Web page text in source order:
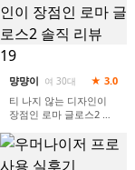
19
먕먕이 여 30대
★ 3.0
티 나지 않는 디자인이
장점인 로마 글로스2 솔